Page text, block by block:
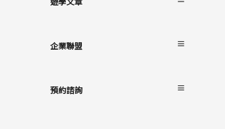
遊學懶人包
語言學校/生活
企業聯盟
上學院留學
遊學隨身秘書APP
預約諮詢